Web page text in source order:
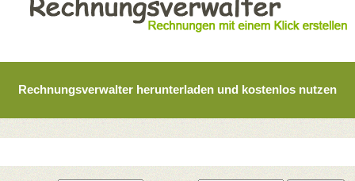
Rechnungsverwalter herunterladen und kostenlos nutzen